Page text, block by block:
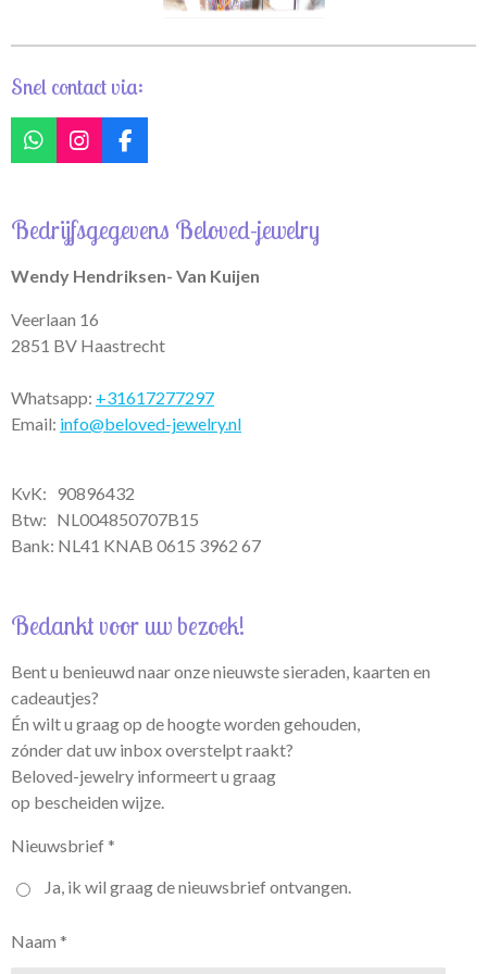
Snel contact via:
W
h
s
p
I
n
a
r
m
F
a
b
o
Bedrijfsgegevens Beloved-jewelry
Wendy Hendriksen- Van Kuijen
Veerlaan 16
2851 BV Haastrecht
Whatsapp: +31617277297
Email: info@beloved-jewelry.nl
KvK: 90896432
Btw: NL004850707B15
Bank: NL41 KNAB 0615 3962 67
Bedankt voor uw bezoek!
Bent u benieuwd naar onze nieuwste sieraden, kaarten en
cadeautjes?
Én wilt u graag op de hoogte worden gehouden,
zónder dat uw inbox overstelpt raakt?
Beloved-jewelry informeert u graag
op bescheiden wijze.
Nieuwsbrief *
Ja, ik wil graag de nieuwsbrief ontvangen.
Naam *